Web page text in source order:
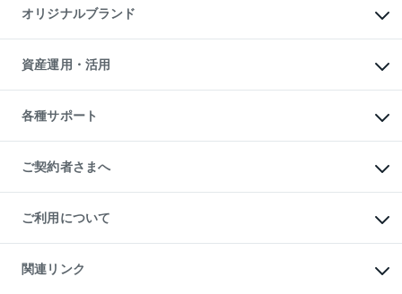
アパート経営
収益物件
ビル購入（ビル一棟）
投資用不動産の売却査定
事業用不動産の売却査定
マンションライブラリー
人気マンションランキング
暮らしに役立つ不動産メディア
不動産相場・不動産価格情報
不動産コラム・ニュース
不動産用語集
不動産なんでもネット相談室
住まいの税金
オリジナルブランド
一棟リノベーションマンション
L`GENTE（ルジェンテ）
区分リノベーションマンション
投資用一棟レジデンスWELL
不動産小口投資
LEGACIA（レガシア）
資産運用・活用
不動産M&A
アセットマネジメント・出資
各種サポート
相続サポート
リフォームサポート
ご契約者さまへ
ご紹介・再契約特典
入居者様専用-各種ご案内（賃貸）
東急こすもす会「こすもすWeb」
ご利用について
金融商品取引について
東急リバブル ソーシャルメディアポリシー
関連リンク